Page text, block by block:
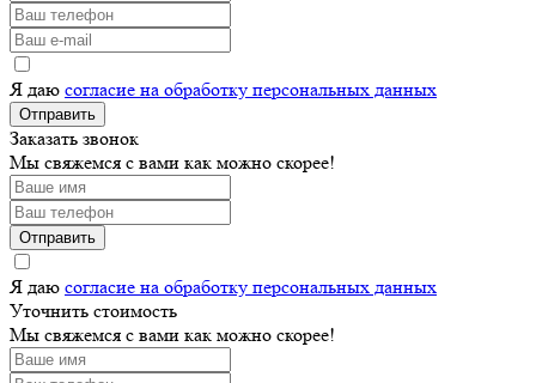
Я даю согласие на обработку персональных данных
Отправить
Заказать звонок
Мы свяжемся с вами как можно скорее!
Отправить
Я даю согласие на обработку персональных данных
Уточнить стоимость
Мы свяжемся с вами как можно скорее!